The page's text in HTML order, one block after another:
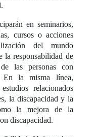
en seminarios,
cursos o acciones
del mundo
la responsabilidad de
las personas con
En la misma línea,
relacionados
la discapacidad y la
la mejora de la
discapacidad.